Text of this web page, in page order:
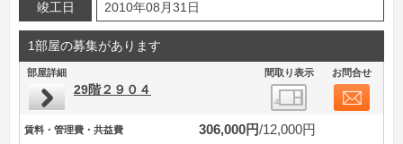
竣工日
2010年08月31日
1部屋の募集があります
部屋詳細 間取り表示 お問合せ
29階２９０４
賃料・管理費・共益費 306,000円 12,000円